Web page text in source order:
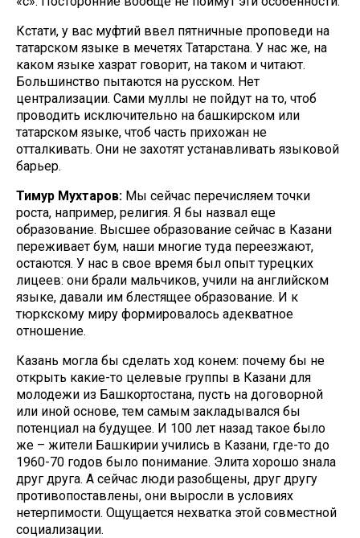
Кстати, у вас муфтий ввел пятничные проповеди на
татарском языке в мечетях Татарстана. У нас же, на
каком языке хазрат говорит, на таком и читают.
Большинство пытаются на русском. Нет
централизации. Сами муллы не пойдут на то, чтоб
проводить исключительно на башкирском или
татарском языке, чтоб часть прихожан не
отталкивать. Они не захотят устанавливать языковой
барьер.
Тимур Мухтаров: Мы сейчас перечисляем точки
роста, например, религия. Я бы назвал еще
образование. Высшее образование сейчас в Казани
переживает бум, наши многие туда переезжают,
остаются. У нас в свое время был опыт турецких
лицеев: они брали мальчиков, учили на английском
языке, давали им блестящее образование. И к
тюркскому миру формировалось адекватное
отношение.
Казань могла бы сделать ход конем: почему бы не
открыть какие-то целевые группы в Казани для
молодежи из Башкортостана, пусть на договорной
или иной основе, тем самым закладывался бы
потенциал на будущее. И 100 лет назад такое было
же – жители Башкирии учились в Казани, где-то до
1960-70 годов было понимание. Элита хорошо знала
друг друга. А сейчас люди разобщены, друг другу
противопоставлены, они выросли в условиях
нетерпимости. Ощущается нехватка этой совместной
социализации.